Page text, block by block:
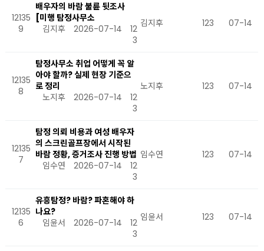
12135
9
배우자의 바람 불륜 뒷조사
[미행 탐정사무소
김지후
2026-07-14
12
3
김지후 123 07-14
12135
8
탐정사무소 취업 어떻게 꼭 알
아야 할까? 실제 현장 기준으
로 정리
노지후
2026-07-14
12
3
노지후 123 07-14
12135
7
탐정 의뢰 비용과 여성 배우자
의 스크린골프장에서 시작된
바람 정황, 증거조사 진행 방법
임수연
2026-07-14
12
3
임수연 123 07-14
12135
6
유흥탐정? 바람? 파혼해야 하
나요?
임윤서
2026-07-14
12
3
임윤서 123 07-14